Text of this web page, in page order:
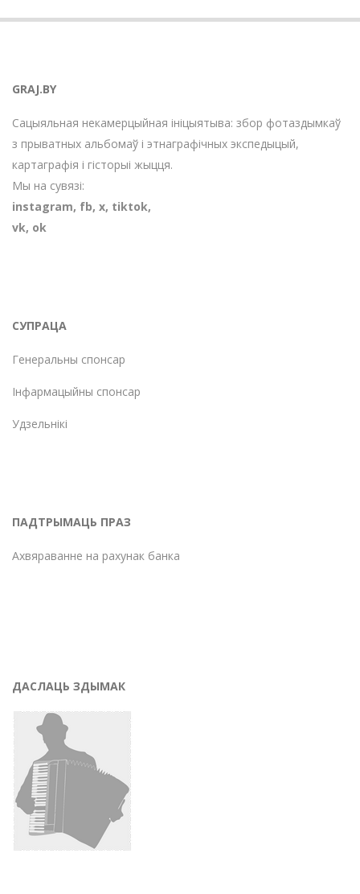
GRAJ.BY
Сацыяльная некамерцыйная ініцыятыва: збор фотаздымкаў
з прыватных альбомаў і этнаграфічных экспедыцый,
картаграфія і гісторыі жыцця.
Мы на сувязі:
instagram, fb, х, tiktok,
vk, ok
СУПРАЦА
Генеральны спонсар
Інфармацыйны спонсар
Удзельнікі
ПАДТРЫМАЦЬ ПРАЗ
Ахвяраванне на рахунак банка
ДАСЛАЦЬ ЗДЫМАК